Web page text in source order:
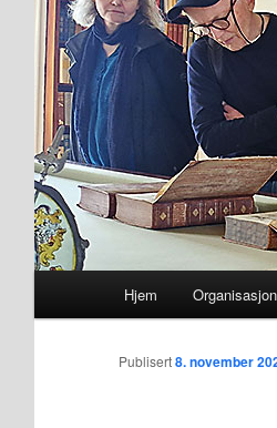
Gå
direkte
Hjem
Publisert8. november